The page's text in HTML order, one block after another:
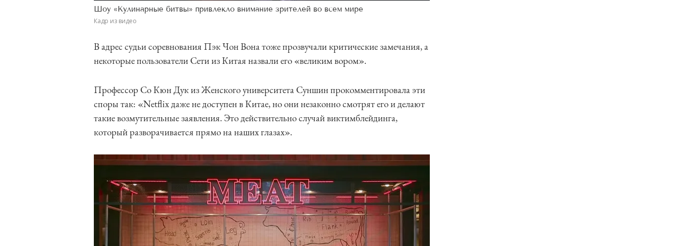
Шоу «Кулинарные битвы» привлекло внимание зрителей во всем мире
Кадр из видео
В адрес судьи соревнования Пэк Чон Вона тоже прозвучали критические замечания, а
некоторые пользователи Сети из Китая назвали его «великим вором».
Профессор Со Кюн Дук из Женского университета Суншин прокомментировала эти
споры так: «Netflix даже не доступен в Китае, но они незаконно смотрят его и делают
такие возмутительные заявления. Это действительно случай виктимблейдинга,
который разворачивается прямо на наших глазах».